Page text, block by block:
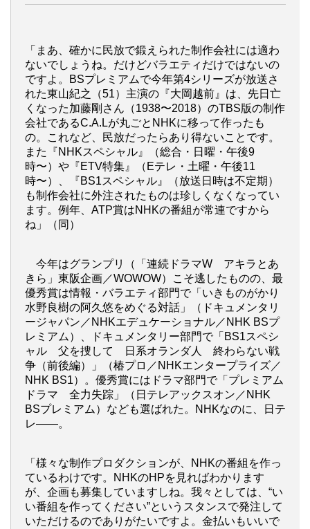
「まあ、確かに民放で鍛えられた制作会社には適わ
ないでしょうね。だけどバラエティだけではないの
ですよ。BSプレミアムで今年第4シリーズが放送さ
れた東山紀之（51）主演の『大岡越前』は、先日亡
くなった加藤剛さん（1938〜2018）のTBS版の制作
会社であるC.A.Lが丸ごとNHKに移って作ったも
の。これなど、民放だったらあり得ないことです。
また『NHKスペシャル』（総合・日曜・午後9
時〜）や『ETV特集』（Eテレ・土曜・午後11
時〜）、『BS1スペシャル』（放送日時は不定期）
も制作会社に外注されたものは珍しくなくなってい
ます。例年、ATP賞はNHKの番組が常連ですから
ね」（同）
今年はグランプリ（「連続ドラマW アキラとあ
きら」東阪企画／WOWOW）こそ逃したものの、最
優秀賞は情報・バラエティ部門で「いきものがかり
水野良樹の阿久悠をめぐる対話」（ドキュメンタリ
ージャパン／NHKエデュケーショナル／NHK BSプ
レミアム）、ドキュメンタリー部門で「BS1スペシ
ャル 父を捜して 日系オランダ人 終わらない戦
争（前後編）」（椿プロ／NHKエンタープライズ／
NHK BS1）。優秀賞にはドラマ部門で「プレミアム
ドラマ 全力失踪」（日テレアックスオン／NHK
BSプレミアム）なども選ばれた。NHKなのに、日テ
レ――。
「様々な制作プロダクションが、NHKの番組を作っ
ているわけです。NHKのHPを見ればわかります
が、企画も募集していますしね。我々としては、“い
い番組を作ってください”というスタンスで発注して
いただけるのでありがたいですよ。金払いもいいで